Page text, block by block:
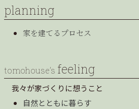
planning
家を建てるプロセス
tomohouse’s feeling
我々が家づくりに想うこと
自然とともに暮らす